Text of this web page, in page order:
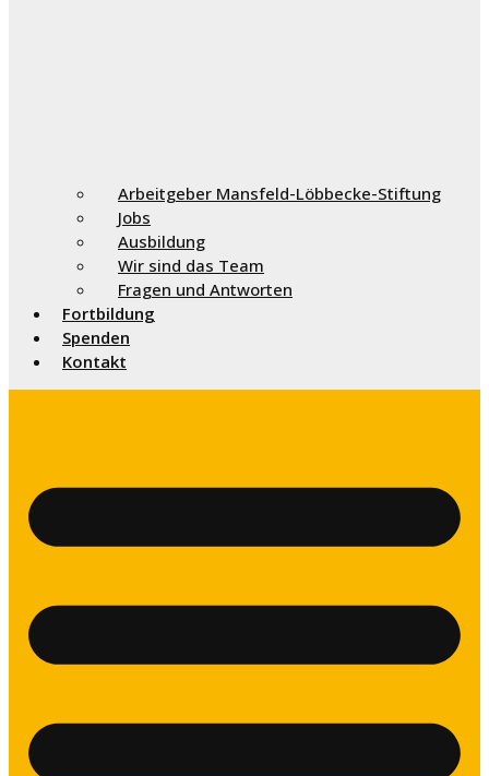
Arbeitgeber Mansfeld-Löbbecke-Stiftung
Jobs
Ausbildung
Wir sind das Team
Fragen und Antworten
Fortbildung
Spenden
Kontakt